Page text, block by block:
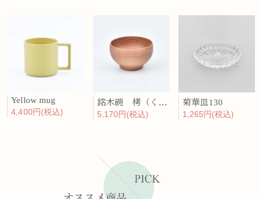
Yellow mug
4,400円(税込)
銘木碗 栲（くるみ）
5,170円(税込)
菊華皿130
1,265円(税込)